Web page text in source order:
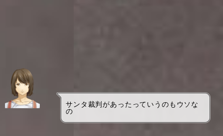
サンタ裁判があったっていうのもウソな
の